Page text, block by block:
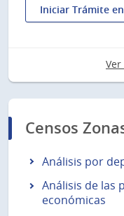
de
Zona
Iniciar Trámite
:
Cupo
de
Censos
Análisis por
Análisis de las
económicas